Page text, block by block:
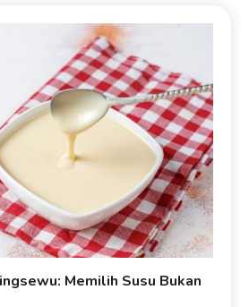
Memilih Susu Bukan